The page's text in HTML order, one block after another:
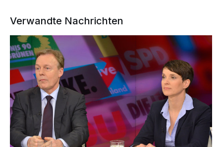
Verwandte Nachrichten